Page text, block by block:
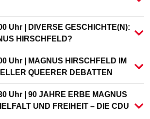
Uhr | DIVERSE GESCHICHTE(N):
HIRSCHFELD?
Uhr | MAGNUS HIRSCHFELD IM
QUEERER DEBATTEN
Uhr | 90 JAHRE ERBE MAGNUS
UND FREIHEIT – DIE CDU